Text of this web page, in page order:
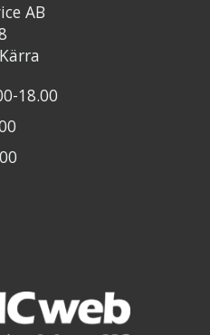
AB
18.00